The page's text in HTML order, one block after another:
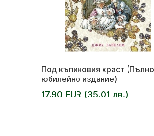
Под къпиновия храст (Пълно
юбилейно издание)
17.90 EUR (35.01 лв.)